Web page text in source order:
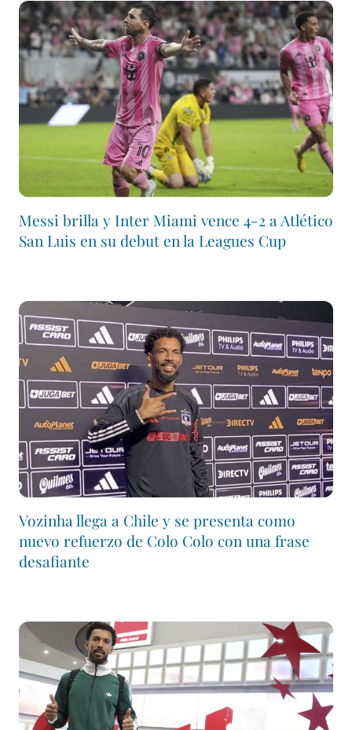
Messi brilla y Inter Miami vence 4-2 a Atlético
San Luis en su debut en la Leagues Cup
Vozinha llega a Chile y se presenta como
nuevo refuerzo de Colo Colo con una frase
desafiante